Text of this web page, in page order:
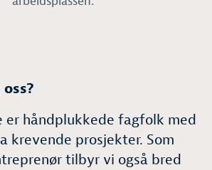
er håndplukkede fagfolk med
krevende prosjekter. Som
tilbyr vi også bred